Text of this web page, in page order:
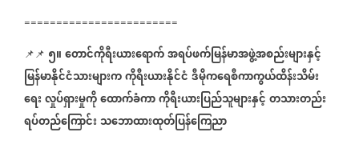
========================
📌📌 ၅။တောင်ကိုရီးယားရောက်အရပ်ဖက်မြန်မာအဖွဲ့အစည်းများနှင့်
မြန်မာနိုင်ငံသားများကကိုရီးယားနိုင်ငံဒီမိုကရေစီကာကွယ်ထိန်းသိမ်း
ရေးလှုပ်ရှားမှုကိုထောက်ခံကာကိုရီးယားပြည်သူများနှင့်တသားတည်း
ရပ်တည်ကြောင်းသဘောထားထုတ်ပြန်ကြေညာ